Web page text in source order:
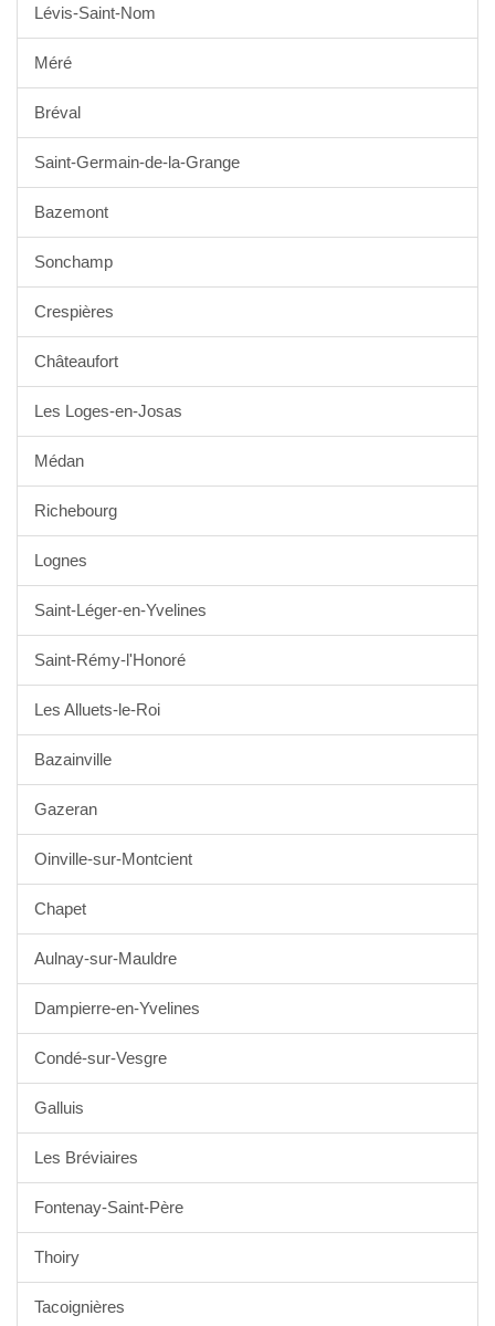
Lévis-Saint-Nom
Méré
Bréval
Saint-Germain-de-la-Grange
Bazemont
Sonchamp
Crespières
Châteaufort
Les Loges-en-Josas
Médan
Richebourg
Lognes
Saint-Léger-en-Yvelines
Saint-Rémy-l'Honoré
Les Alluets-le-Roi
Bazainville
Gazeran
Oinville-sur-Montcient
Chapet
Aulnay-sur-Mauldre
Dampierre-en-Yvelines
Condé-sur-Vesgre
Galluis
Les Bréviaires
Fontenay-Saint-Père
Thoiry
Tacoignières